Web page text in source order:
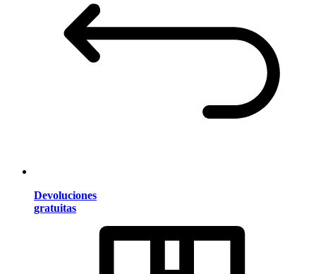
Devoluciones
gratuitas